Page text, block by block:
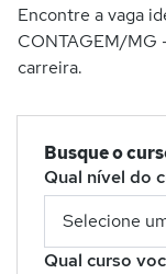
Encontre a vaga
CONTAGEM/MG
carreira.
Busque o
Qual nível do
Qual curso